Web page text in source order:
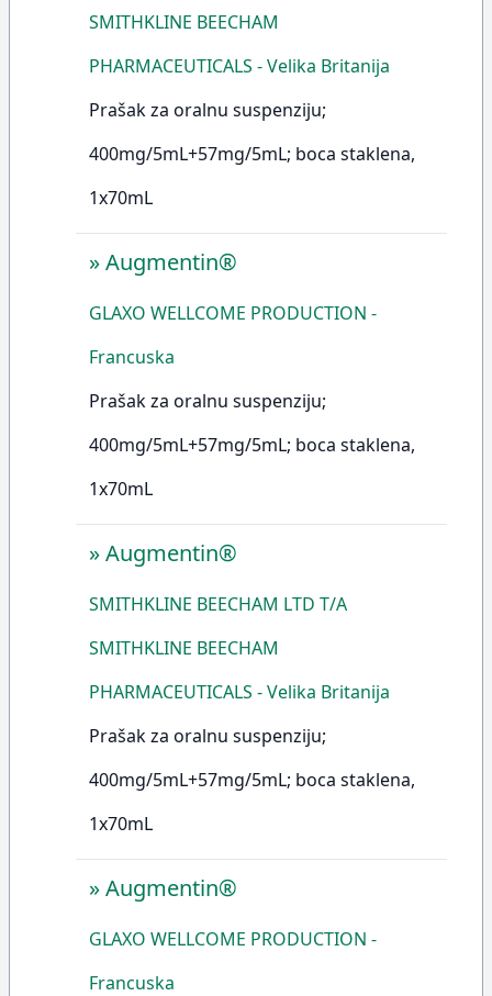
SMITHKLINE BEECHAM
PHARMACEUTICALS - Velika Britanija
Prašak za oralnu suspenziju;
400mg/5mL+57mg/5mL; boca staklena,
1x70mL
»Augmentin®
GLAXO WELLCOME PRODUCTION -
Francuska
Prašak za oralnu suspenziju;
400mg/5mL+57mg/5mL; boca staklena,
1x70mL
»Augmentin®
SMITHKLINE BEECHAM LTD T/A
SMITHKLINE BEECHAM
PHARMACEUTICALS - Velika Britanija
Prašak za oralnu suspenziju;
400mg/5mL+57mg/5mL; boca staklena,
1x70mL
»Augmentin®
GLAXO WELLCOME PRODUCTION -
Francuska